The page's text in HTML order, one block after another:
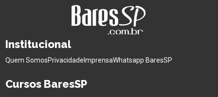
Institucional
Quem SomosPrivacidade ImprensaWhatsapp BaresSP
Cursos BaresSP